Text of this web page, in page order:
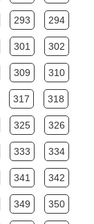
293 294
301 302
309 310
317 318
325 326
333 334
341 342
349 350